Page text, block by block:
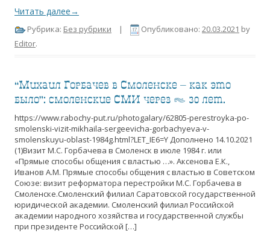
Читать далее→
Рубрика: Без рубрики | Опубликовано: 20.03.2021 by
Editor.
“Михаил Горбачев в Смоленске – как это
было”: смоленские СМИ через > 30 лет.
https://www.rabochy-put.ru/photogalary/62805-perestroyka-po-
smolenski-vizit-mikhaila-sergeevicha-gorbachyeva-v-
smolenskuyu-oblast-1984g.html?LET_IE6=Y Дополнено 14.10.2021
(1)Визит М.С. Горбачева в Смоленск в июле 1984 г. или
«Прямые способы общения с властью …». Аксенова Е.К.,
Иванов А.М. Прямые способы общения с властью в Советском
Союзе: визит реформатора перестройки М.С. Горбачева в
Смоленске.Смоленский филиал Саратовской государственной
юридической академии. Смоленский филиал Российской
академии народного хозяйства и государственной службы
при президенте Российской […]